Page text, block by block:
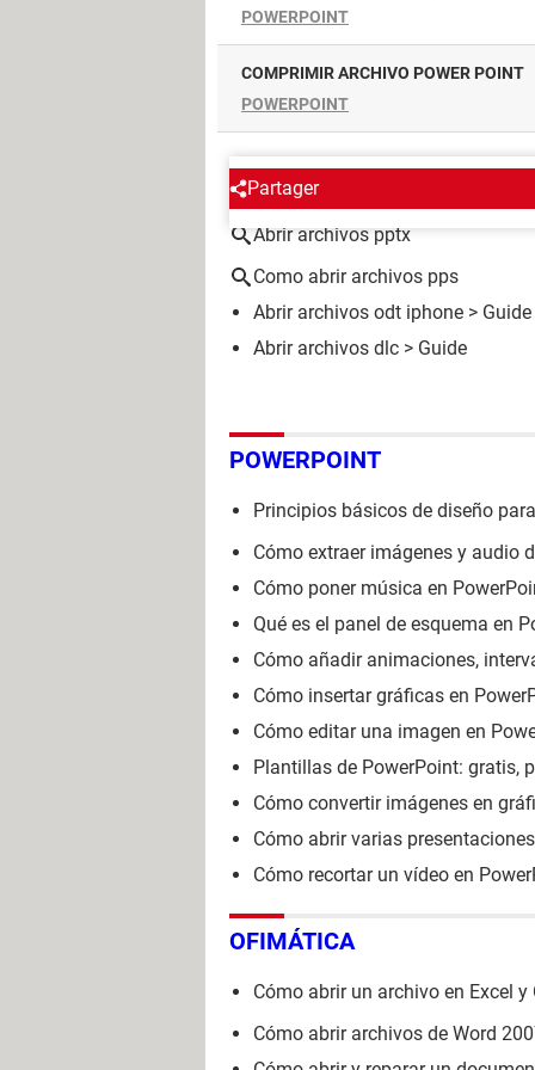
POWERPOINT
COMPRIMIR ARCHIVO POWER POINT
POWERPOINT
Partager
ALREDEDOR DEL MISMO
Abrir archivos pptx
Como abrir archivos pps
Abrir archivos odt iphone > Guide
Abrir archivos dlc > Guide
POWERPOINT
Principios básicos de diseño
Cómo extraer imágenes y audio
Cómo poner música en
Qué es el panel de esquema en
Cómo añadir animaciones,
Cómo insertar gráficas en
Cómo editar una imagen en
Plantillas de PowerPoint: gratis,
Cómo convertir imágenes en
Cómo abrir varias
Cómo recortar un vídeo en
OFIMÁTICA
Cómo abrir un archivo en Excel y
Cómo abrir archivos de Word